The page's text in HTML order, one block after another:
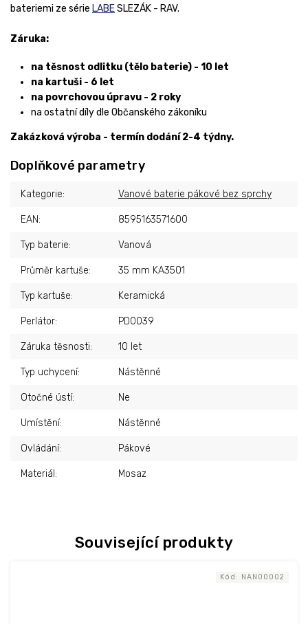
Související produkty
Kód: NAN00002
bateriemi ze série LABESLEZÁK - RAV.
Záruka:
na těsnost odlitku (tělo baterie) - 10 let
na kartuši - 6 let
na povrchovou úpravu - 2 roky
na ostatní díly dle Občanského zákoníku
Zakázková výroba - termín dodání2-4 týdny.
Doplňkové parametry
Kategorie: Vanové baterie pákové bez sprchy
EAN: 8595163571600
Typ baterie: Vanová
Průměr kartuše: 35 mm KA3501
Typ kartuše: Keramická
Perlátor: PD0039
Záruka těsnosti: 10 let
Typ uchycení: Nástěnné
Otočné ústí: Ne
Umístění: Nástěnné
Ovládání: Pákové
Materiál : Mosaz